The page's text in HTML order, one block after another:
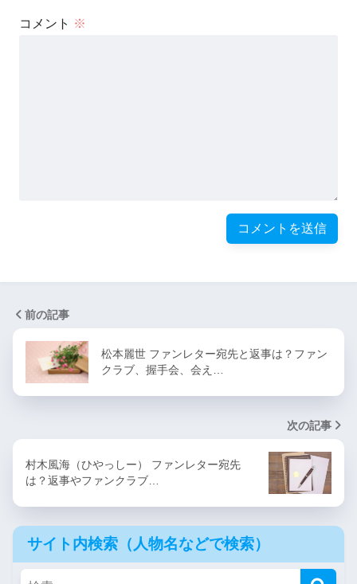
コメント ※
前の記事
松本麗世 ファンレター宛先と返事は？ファン
クラブ、握手会、会え…
次の記事
村木風海（ひやっしー） ファンレター宛先
は？返事やファンクラブ…
サイト内検索（人物名などで検索）